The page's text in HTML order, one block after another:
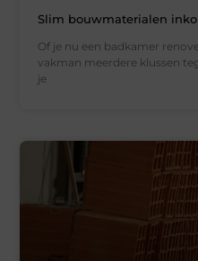
Slim bouwmaterialen
Of je nu een badkamer
vakman meerdere klussen
je